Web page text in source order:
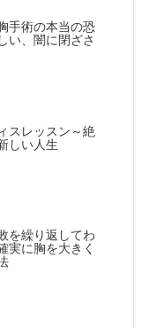
手術の本当の恐
い、闇に閉ざさ
スレッスン～絶
しい人生
を繰り返してわ
実に胸を大きく